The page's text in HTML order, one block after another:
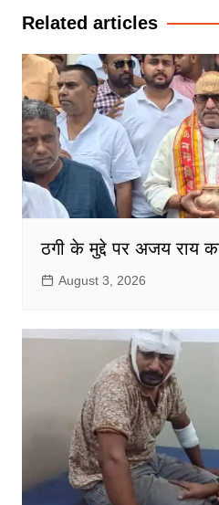
Related articles
ठगी के मुद्दे पर अजय राय
August 3, 2026